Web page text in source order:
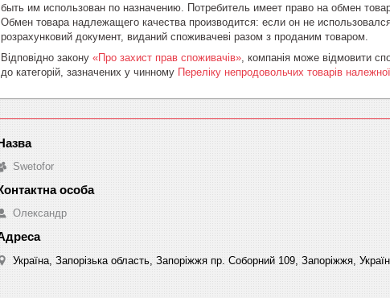
быть им использован по назначению. Потребитель имеет право на обмен
Обмен товара надлежащего качества производится: если он не
розрахунковий документ, виданий споживачеві разом з проданим товаром.
Відповідно закону «Про захист прав споживачів» , компанія може відмовити
до категорій, зазначених у чинному Переліку непродовольчих товарів
Swetofor
Олександр
Україна, Запорізька область, Запоріжжя пр. Соборний 109, Запоріжжя,